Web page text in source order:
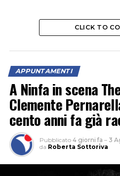
CLICK TO
APPUNTAMENTI
A Ninfa in scena
Clemente
cento anni fa già
Pubblicato 4 giorni fa – 3
da Roberta Sottoriva